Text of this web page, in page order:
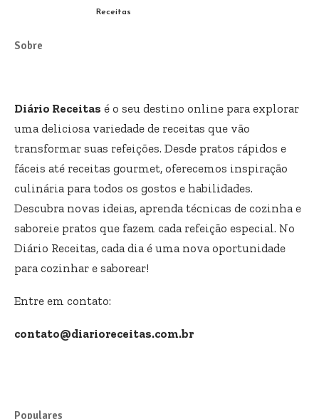
Receitas
Sobre
Diário Receitas é o seu destino online para explorar
uma deliciosa variedade de receitas que vão
transformar suas refeições. Desde pratos rápidos e
fáceis até receitas gourmet, oferecemos inspiração
culinária para todos os gostos e habilidades.
Descubra novas ideias, aprenda técnicas de cozinha e
saboreie pratos que fazem cada refeição especial. No
Diário Receitas, cada dia é uma nova oportunidade
para cozinhar e saborear!
Entre em contato:
contato@diarioreceitas.com.br
Populares